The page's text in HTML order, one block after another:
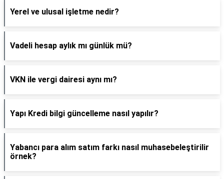
Yerel ve ulusal işletme nedir?
Vadeli hesap aylık mı günlük mü?
VKN ile vergi dairesi aynı mı?
Yapı Kredi bilgi güncelleme nasıl yapılır?
Yabancı para alım satım farkı nasıl muhasebeleştirilir
örnek?